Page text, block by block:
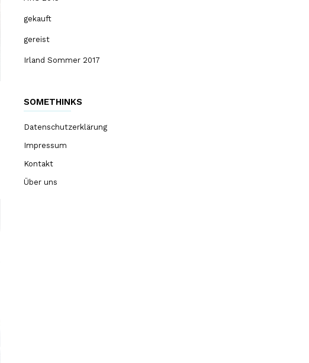
gekauft
gereist
Irland Sommer 2017
SOMETHINKS
Datenschutzerklärung
Impressum
Kontakt
Über uns